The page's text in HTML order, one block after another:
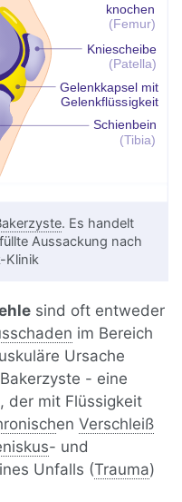
. Es handelt
Aussackung nach
Klinik
sind oft entweder
im Bereich
Ursache
- eine
der mit Flüssigkeit
enVerschleiß
- und
Unfalls (Trauma)